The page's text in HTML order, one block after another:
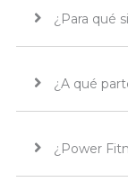
¿Para qué
¿A qué
¿Power